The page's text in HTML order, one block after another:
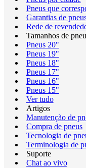
Pneus que
Garantias de
Rede de
Tamanhos de
Pneus 20"
Pneus 19"
Pneus 18"
Pneus 17"
Pneus 16"
Pneus 15"
Ver tudo
Artigos
Manutenção de
Compra de pneus
Tecnologia de
Terminologia de
Suporte
Chat ao vivo